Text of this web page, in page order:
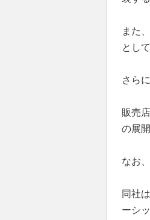
また
とし
さら
販売
の展
なお
同社
ーシ